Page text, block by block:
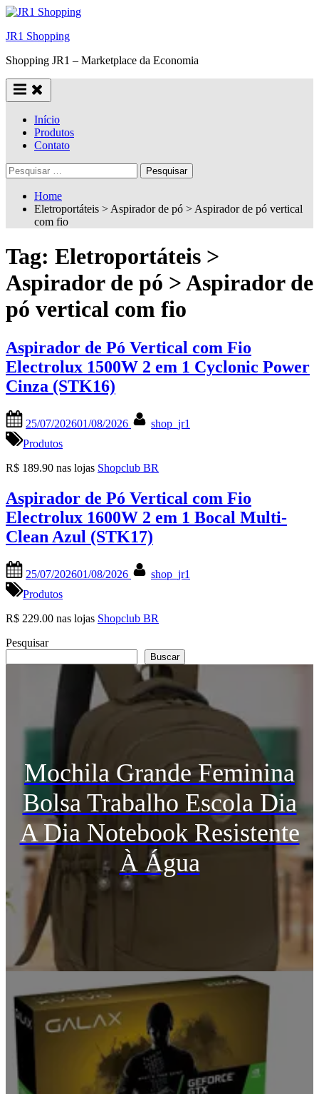
Skip
content
JR1 Shopping
Shopping JR1 – Marketplace da Economia
Início
Produtos
Contato
Pesquisar
por:
Home
Eletroportáteis > Aspirador de pó > Aspirador de pó vertical
com fio
Tag: Eletroportáteis >
Aspirador de pó > Aspirador de
pó vertical com fio
Aspirador de Pó Vertical com Fio
Electrolux 1500W 2 em 1 Cyclonic Power
Cinza (STK16)
on
25/07/202601/08/2026
shop_jr1
Produtos
R$ 189.90 nas lojas Shopclub BR
Aspirador de Pó Vertical com Fio
Electrolux 1600W 2 em 1 Bocal Multi-
Clean Azul (STK17)
on
25/07/202601/08/2026
shop_jr1
Produtos
R$ 229.00 nas lojas Shopclub BR
Pesquisar
Buscar
Mochila Grande Feminina
Bolsa Trabalho Escola Dia
A Dia Notebook Resistente
À Água